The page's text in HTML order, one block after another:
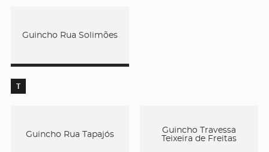
Guincho Rua Solimões
T
Guincho Rua Tapajós
Guincho Travessa
Teixeira de Freitas